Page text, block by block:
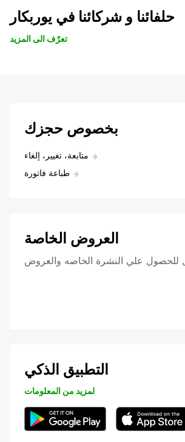
حلفائنا و شركائنا في يوربكار
تعرّف الى المزيد
بخصوص حجزك
متابعة، تغيير، إلغاء
طباعة فاتورة
العروض الخاصة
للحصول علي النشرة الخاصه والعروض
التطبيق الذكي
لمزيد من المعلومات